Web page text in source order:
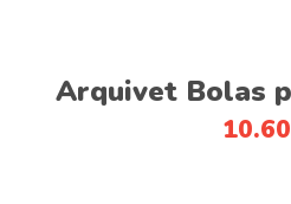
Arquivet Bolas
10.60